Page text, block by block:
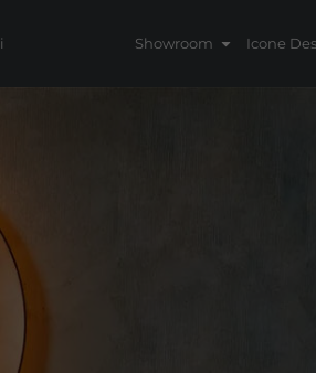
Showroom Icone